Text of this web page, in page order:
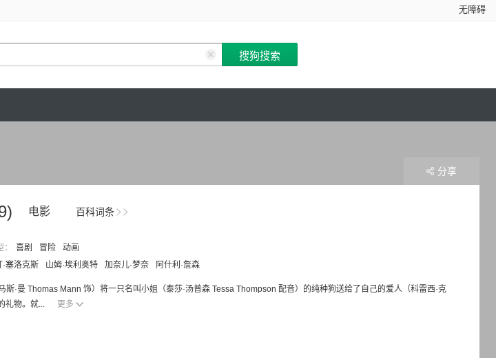
无障碍
百科词条
电影
喜剧 冒险
动画
·塞洛克斯 山姆·埃利奥特 加奈儿·梦奈 阿什利·詹森
·曼 Thomas Mann 饰）将一只名叫小姐（泰莎·汤普森 Tessa Thompson 配音）的纯种狗送给了自己的爱人（科雷西·克
礼物。就...
更多
分享